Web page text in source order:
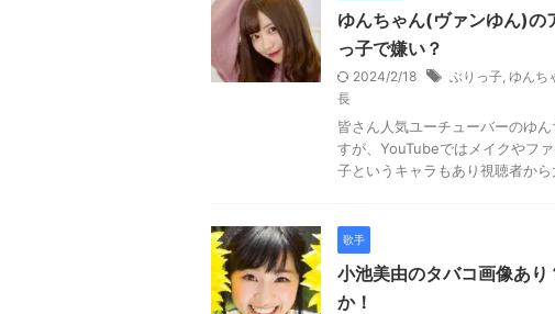
ゆんちゃん(ヴァンゆん)の
っ子で嫌い？
2024/2/18 ぶりっ子, ゆんち
長
皆さん人気ユーチューバーのゆ
すが、YouTubeではメイクやフ
子というキャラもあり視聴者か
歌手
小池美由のタバコ画像あ
か！